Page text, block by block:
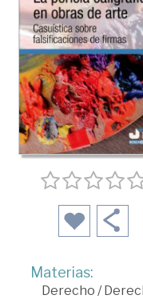
Materias:
Derecho /